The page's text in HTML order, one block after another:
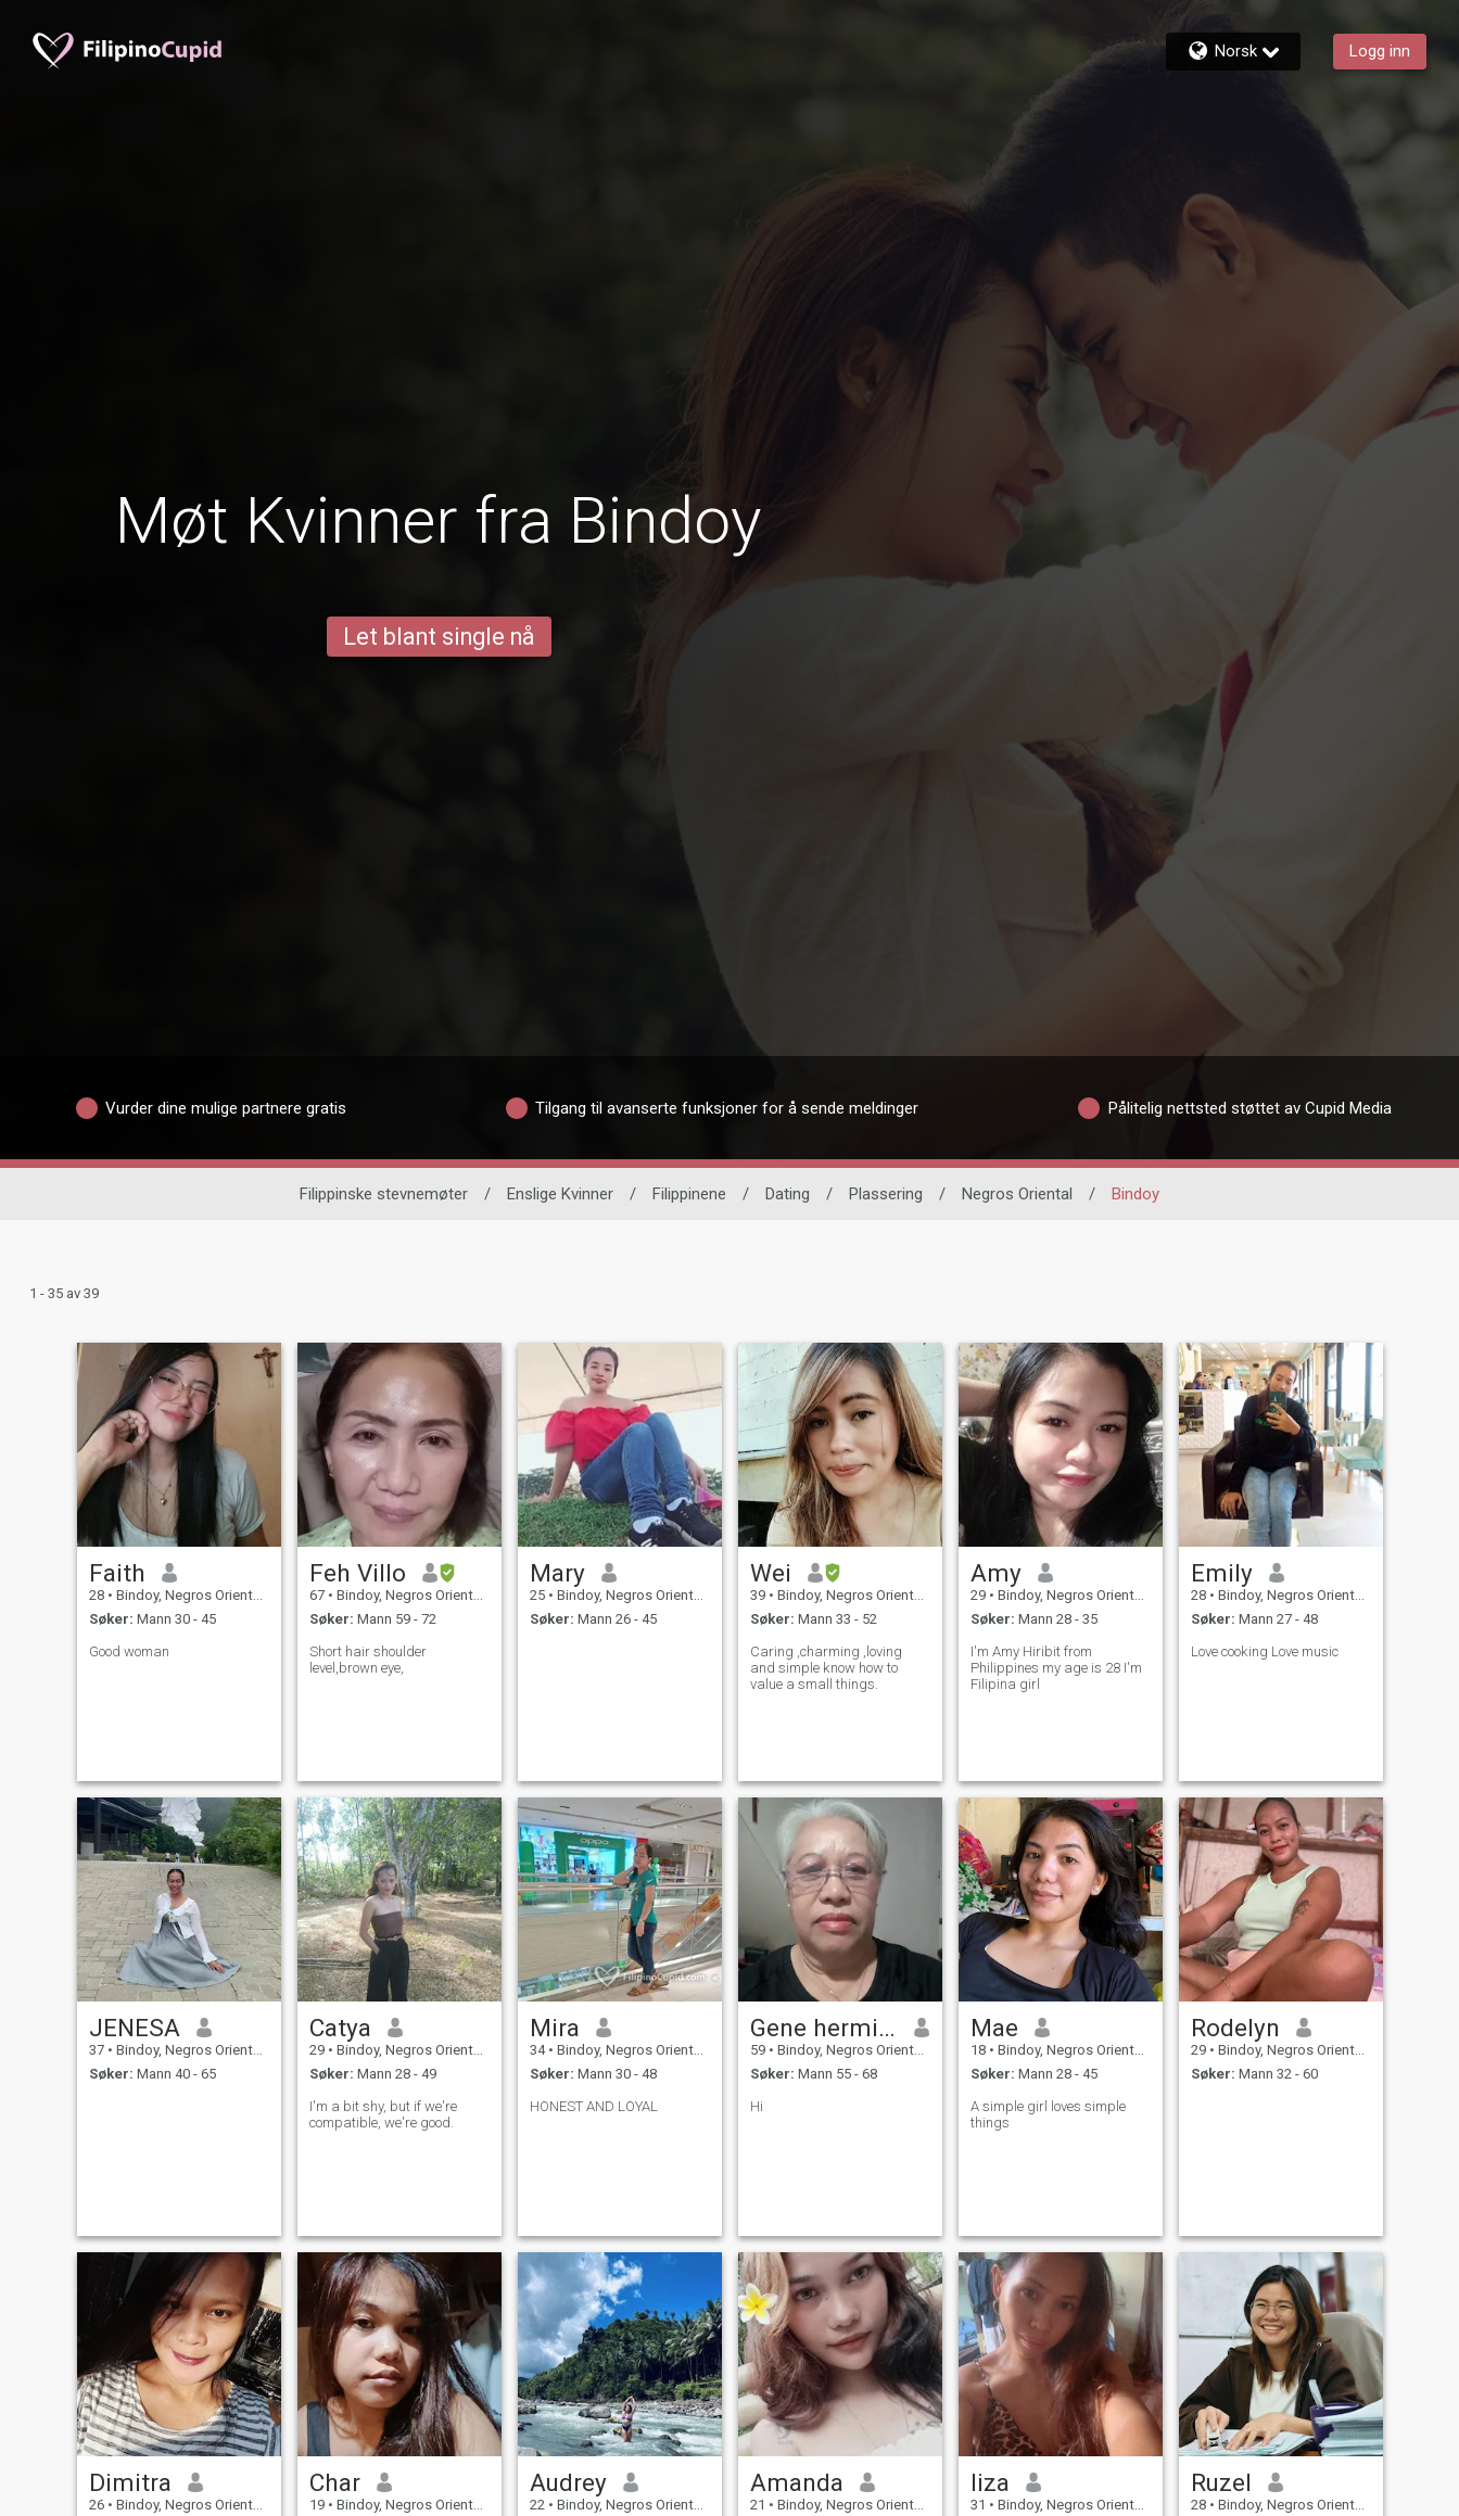
Norsk Logg inn
Møt Kvinner fra Bindoy
Let blant single nå
Vurder dine mulige partnere gratis Tilgang til avanserte funksjoner for å sende meldinger Pålitelig nettsted støttet av Cupid Media
Filippinske stevnemøter / Enslige Kvinner / Filippinene / Dating / Plassering / Negros Oriental / Bindoy
1 - 35 av 39
Faith
28 • Bindoy, Negros Oriental, Filippinene
Søker: Mann 30 - 45
Good woman
Feh Villo
67 • Bindoy, Negros Oriental, Filippinene
Søker: Mann 59 - 72
Short hair shoulder
level,brown eye,
Mary
25 • Bindoy, Negros Oriental, Filippinene
Søker: Mann 26 - 45
Wei
39 • Bindoy, Negros Oriental, Filippinene
Søker: Mann 33 - 52
Caring ,charming ,loving
and simple know how to
value a small things.
Amy
29 • Bindoy, Negros Oriental, Filippinene
Søker: Mann 28 - 35
I'm Amy Hiribit from
Philippines my age is 28 I'm
Filipina girl
Emily
28 • Bindoy, Negros Oriental, Filippinene
Søker: Mann 27 - 48
Love cooking Love music
JENESA
37 • Bindoy, Negros Oriental, Filippinene
Søker: Mann 40 - 65
Catya
29 • Bindoy, Negros Oriental, Filippinene
Søker: Mann 28 - 49
I'm a bit shy, but if we're
compatible, we're good.
Mira
34 • Bindoy, Negros Oriental, Filippinene
Søker: Mann 30 - 48
HONEST AND LOYAL
Gene hermisA
59 • Bindoy, Negros Oriental, Filippinene
Søker: Mann 55 - 68
Hi
Mae
18 • Bindoy, Negros Oriental, Filippinene
Søker: Mann 28 - 45
A simple girl loves simple
things
Rodelyn
29 • Bindoy, Negros Oriental, Filippinene
Søker: Mann 32 - 60
Dimitra
26 • Bindoy, Negros Oriental, Filippinene
Char
19 • Bindoy, Negros Oriental, Filippinene
Audrey
22 • Bindoy, Negros Oriental, Filippinene
Amanda
21 • Bindoy, Negros Oriental, Filippinene
liza
31 • Bindoy, Negros Oriental, Filippinene
Ruzel
28 • Bindoy, Negros Oriental, Filippinene